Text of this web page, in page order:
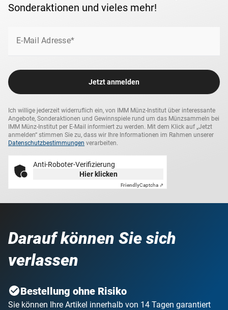
Sonderaktionen und vieles mehr!
E-Mail Adresse*
Jetzt anmelden
Ich willige jederzeit widerruflich ein, von IMM Münz-Institut über interessante
Angebote, Sonderaktionen und Gewinnspiele rund um das Münzsammeln bei
IMM Münz-Institut per E-Mail informiert zu werden. Mit dem Klick auf „Jetzt
anmelden“ stimmen Sie zu, dass wir Ihre Informationen im Rahmen unserer
Datenschutzbestimmungen verarbeiten.
Anti-Roboter-Verifizierung
Hier klicken
FriendlyCaptcha ⇗
Darauf können Sie sich
verlassen
Bestellung ohne Risiko
Sie können Ihre Artikel innerhalb von 14 Tagen garantiert